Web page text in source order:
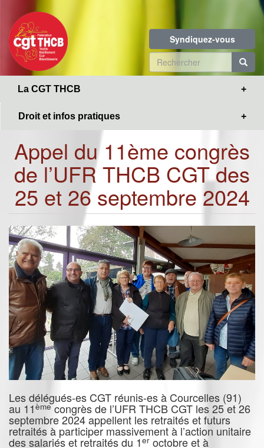
contenu
principal
Syndiquez-vous
Formulaire
de
La CGT THCB
Droit et infos pratiques
Appel du 11ème congrès
de l’UFR THCB CGT des
25 et 26 septembre 2024
Les délégués-es CGT réunis-es à Courcelles (91)
au 11èmecongrès de l’UFR THCB CGT les 25 et 26
septembre 2024 appellent les retraités et futurs
retraités à participer massivement à l’action unitaire
des salariés et retraités du 1er octobre et à